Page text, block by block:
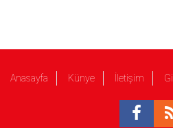
Anasayfa Künye İletişim